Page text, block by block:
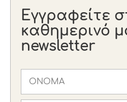
Εγγραφείτε
καθημερινό
newsletter